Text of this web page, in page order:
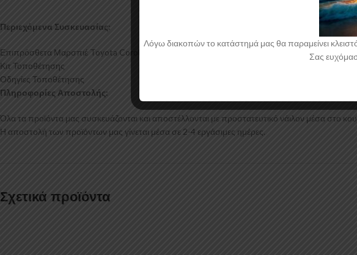
Περιεχόμενα Συσκευασίας:
Επιπρόσθετα Μαρσπιέ Toyota Corolla Mk12
Κιτ Τοποθέτησης
Οδηγίες Τοποθέτησης
Πληροφορίες Αποστολής:
Όλα τα προϊόντα μας συσκευάζονται και αποστέλλονται με προστατευτικό νάιλον μέσα στο
Η αποστολή των προϊόντων μας γίνεται μέσα σε 2-4 εργάσιμες ημέρες.
Σχετικά προϊόντα
Λόγω διακοπών το κατάστημά μας θα παραμείνει
Σας